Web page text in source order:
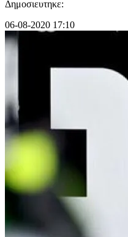
Δημοσιευτηκε:
06-08-2020 17:10